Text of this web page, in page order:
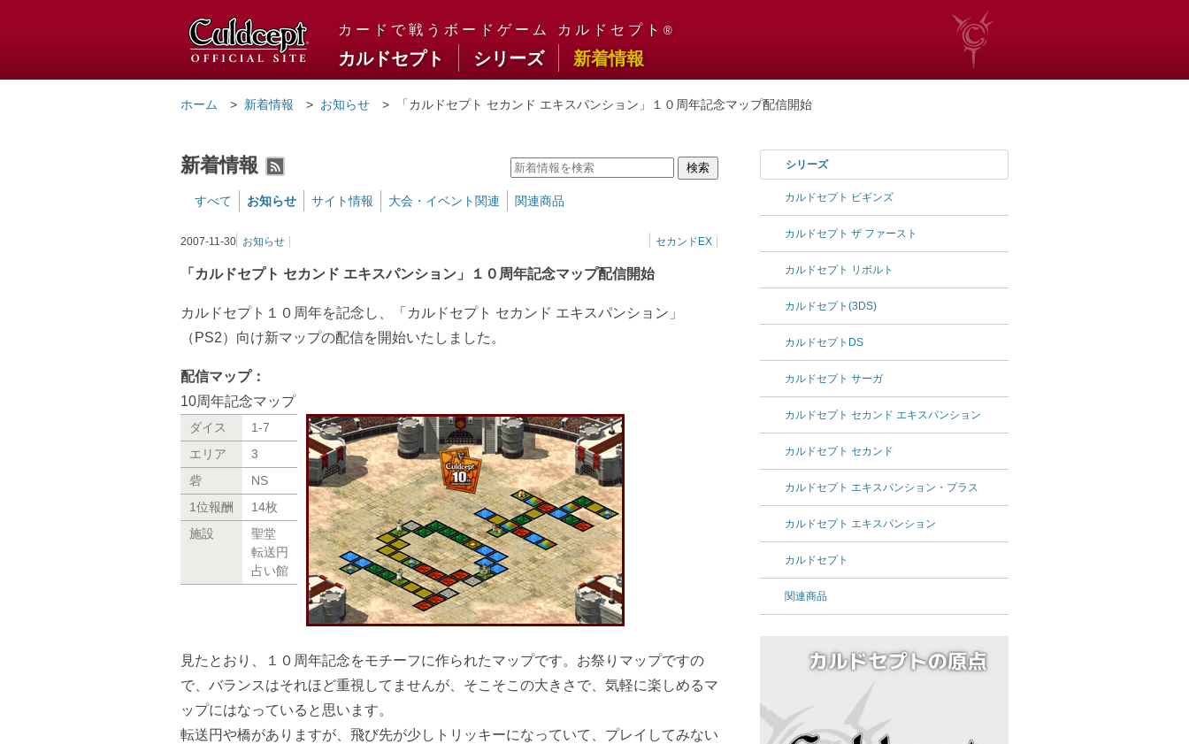
カルドセプト オフィシャルサイト
カードで戦うボードゲーム カルドセプト
カルドセプト シリーズ 新着情報
ホーム 新着情報 お知らせ 「カルドセプト セカンド エキスパンション」１０周年記念マップ配信開始
新着情報
すべて お知らせ サイト情報 大会・イベント関連 関連商品
セカンドEX
2007-11-30 お知らせ
「カルドセプト セカンド エキスパンション」１０周年記念マップ配信開始
カルドセプト１０周年を記念し、「カルドセプト セカンド エキスパンション」
（PS2）向け新マップの配信を開始いたしました。
配信マップ：
10周年記念マップ
ダイス
1-7
エリア
3
砦
NS
1位報酬
14枚
施設
聖堂
転送円
占い館
見たとおり、１０周年記念をモチーフに作られたマップです。お祭りマップですの
で、バランスはそれほど重視してませんが、そこそこの大きさで、気軽に楽しめるマ
ップにはなっていると思います。
転送円や橋がありますが、飛び先が少しトリッキーになっていて、プレイしてみない
シリーズ
カルドセプト ビギンズ
カルドセプト ザ ファースト
カルドセプト リボルト
カルドセプト(3DS)
カルドセプトDS
カルドセプト サーガ
カルドセプト セカンド エキスパンション
カルドセプト セカンド
カルドセプト エキスパンション・プラス
カルドセプト エキスパンション
カルドセプト
関連商品